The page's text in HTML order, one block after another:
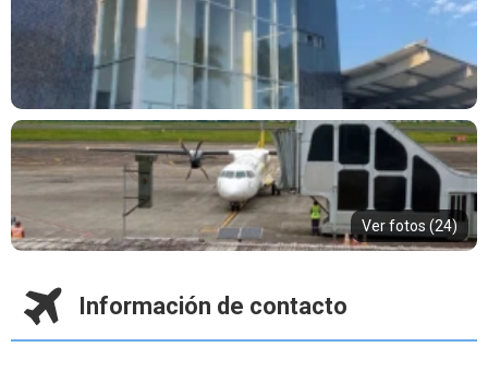
Ver fotos (24)
Información de contacto